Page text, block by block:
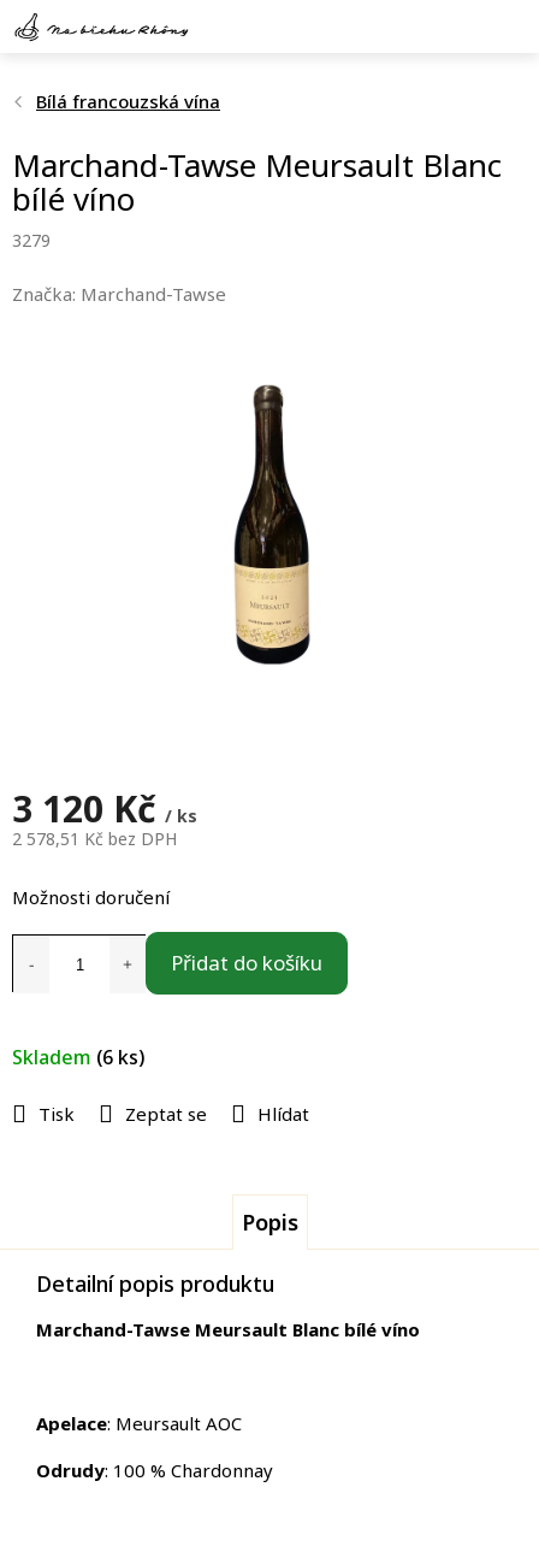
Přejít
na
Bílá francouzská vína
Marchand-Tawse Meursault Blanc
bílé víno
3279
Značka: Marchand-Tawse
3 120 Kč / ks
2 578,51 Kč bez DPH
cena:
Skladem (6 ks)
Možnosti doručení
Přidat do košíku
Tisk Zeptat se Hlídat
Popis
Detailní popis produktu
Marchand-Tawse Meursault Blanc bílé víno
Apelace: Meursault AOC
Odrudy: 100 % Chardonnay